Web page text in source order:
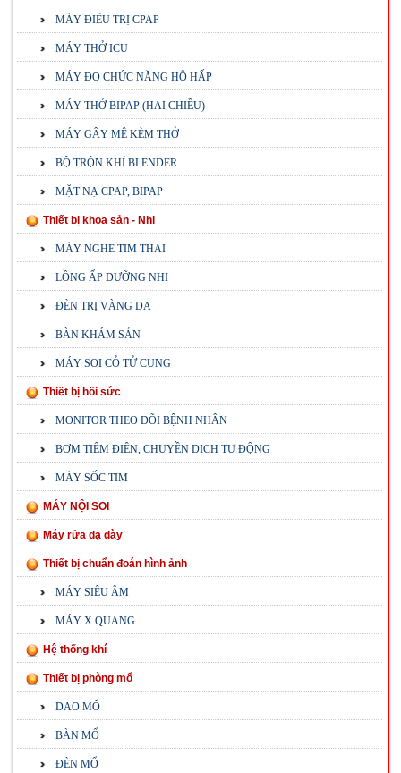
MÁY ĐIÊU TRỊ CPAP
MÁY THỞ ICU
MÁY ĐO CHỨC NĂNG HÔ HẤP
MÁY THỞ BIPAP (HAI CHIỀU)
MÁY GÂY MÊ KÈM THỞ
BỘ TRỘN KHÍ BLENDER
MẶT NẠ CPAP, BIPAP
Thiết bị khoa sản - Nhi
MÁY NGHE TIM THAI
LỒNG ẤP DƯỠNG NHI
ĐÈN TRỊ VÀNG DA
BÀN KHÁM SẢN
MÁY SOI CỎ TỬ CUNG
Thiết bị hồi sức
MONITOR THEO DÕI BỆNH NHÂN
BƠM TIÊM ĐIỆN, CHUYỀN DỊCH TỰ ĐỘNG
MÁY SỐC TIM
MÁY NỘI SOI
Máy rửa dạ dày
Thiết bị chuẩn đoán hình ảnh
MÁY SIÊU ÂM
MÁY X QUANG
Hệ thống khí
Thiết bị phòng mổ
DAO MỔ
BÀN MỔ
ĐÈN MỔ